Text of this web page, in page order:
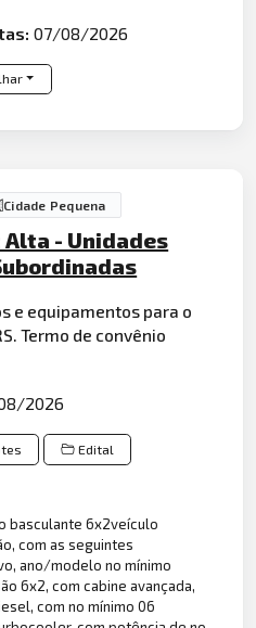
07/08/2026
Cidade Pequena
Alta - Unidades
e equipamentos para o
Termo de convênio
2026
Edital
basculante 6x2veículo
com as seguintes
ano/modelo no mínimo
6x2, com cabine avançada,
com no mínimo 06